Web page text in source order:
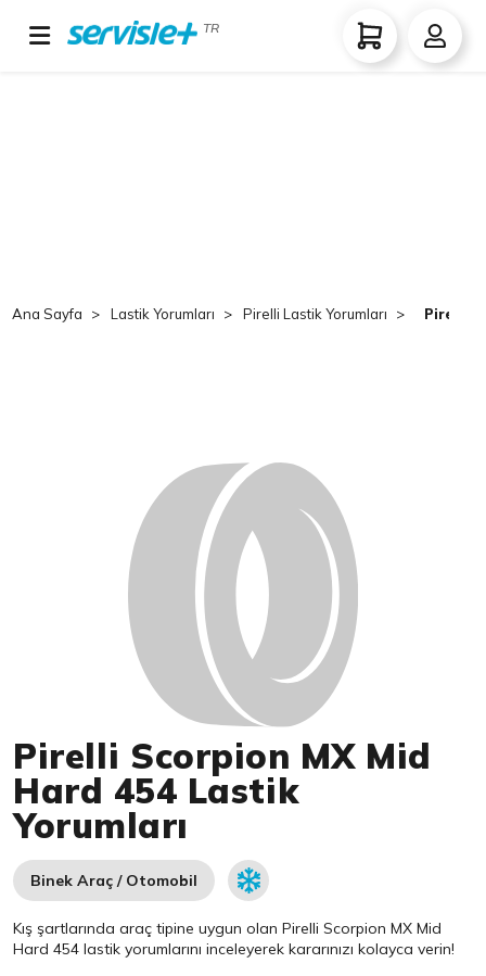
TR
Ana Sayfa Lastik Yorumları Pirelli Lastik Yorumları Pirelli
Pirelli Scorpion MX Mid
Hard 454 Lastik
Yorumları
Binek Araç / Otomobil
Kış şartlarında araç tipine uygun olanPirelli Scorpion MX Mid
Hard 454 lastik yorumlarını inceleyerek kararınızı kolayca verin!